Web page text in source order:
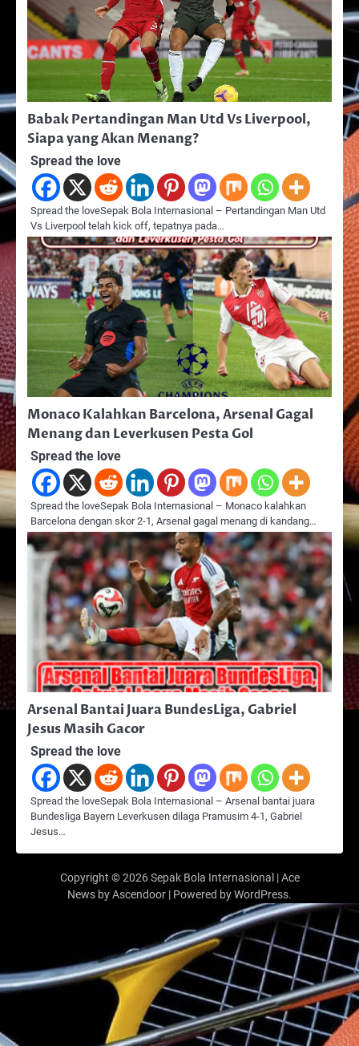
Babak Pertandingan Man Utd Vs Liverpool,
Siapa yang Akan Menang?
Spread the love
Spread the loveSepak Bola Internasional – Pertandingan Man Utd
Vs Liverpool telah kick off, tepatnya pada…
Monaco Kalahkan Barcelona, Arsenal Gagal
Menang dan Leverkusen Pesta Gol
Spread the love
Spread the loveSepak Bola Internasional – Monaco kalahkan
Barcelona dengan skor 2-1, Arsenal gagal menang di kandang…
Arsenal Bantai Juara BundesLiga, Gabriel
Jesus Masih Gacor
Spread the love
Spread the loveSepak Bola Internasional – Arsenal bantai juara
Bundesliga Bayern Leverkusen dilaga Pramusim 4-1, Gabriel
Jesus…
Copyright © 2026Sepak Bola Internasional | Ace
News byAscendoor | Powered byWordPress.